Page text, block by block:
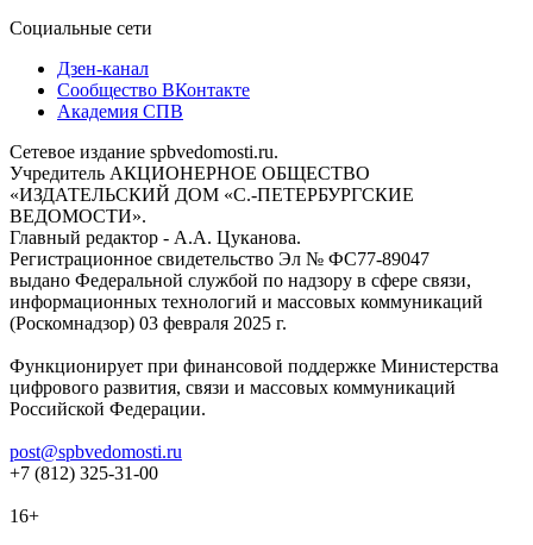
Социальные сети
Дзен-канал
Сообщество ВКонтакте
Академия СПВ
Сетевое издание spbvedomosti.ru.
Учредитель АКЦИОНЕРНОЕ ОБЩЕСТВО
«ИЗДАТЕЛЬСКИЙ ДОМ «С.-ПЕТЕРБУРГСКИЕ
ВЕДОМОСТИ».
Главный редактор - А.А. Цуканова.
Регистрационное свидетельство Эл № ФС77-89047
выдано Федеральной службой по надзору в сфере связи,
информационных технологий и массовых коммуникаций
(Роскомнадзор) 03 февраля 2025 г.
Функционирует при финансовой поддержке Министерства
цифрового развития, связи и массовых коммуникаций
Российской Федерации.
post@spbvedomosti.ru
+7 (812) 325-31-00
16+